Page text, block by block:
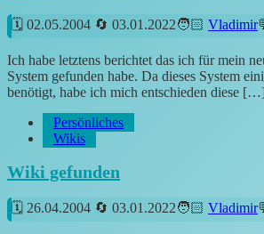
02.05.2004 03.01.2022 Vladimir
Ich habe letztens berichtet das ich für mein
System gefunden habe. Da dieses System
benötigt, habe ich mich entschieden diese […]
Persönliches
Wikis
Wiki gefunden
26.04.2004 03.01.2022 Vladimir